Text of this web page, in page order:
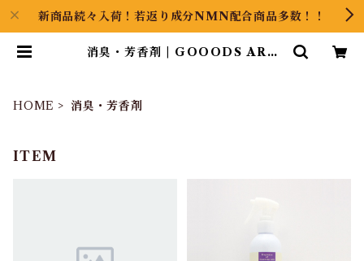
新商品続々入荷！若返り成分NMN配合商品多数！！
消臭・芳香剤 | GOOODS ART
HOME
消臭・芳香剤
ITEM